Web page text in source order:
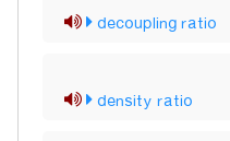
decoupling ratio
density ratio